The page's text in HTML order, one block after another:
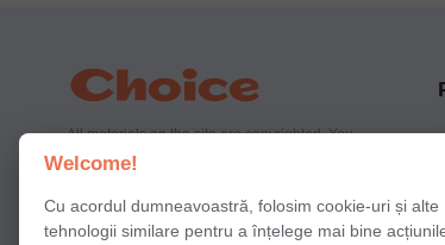
All materials on the site are copyrighted. You
need written prior permission to use them on
your property.
Welcome!
Cu acordul dumneavoastră, folosim cookie-uri și alte
tehnologii similare pentru a înțelege mai bine